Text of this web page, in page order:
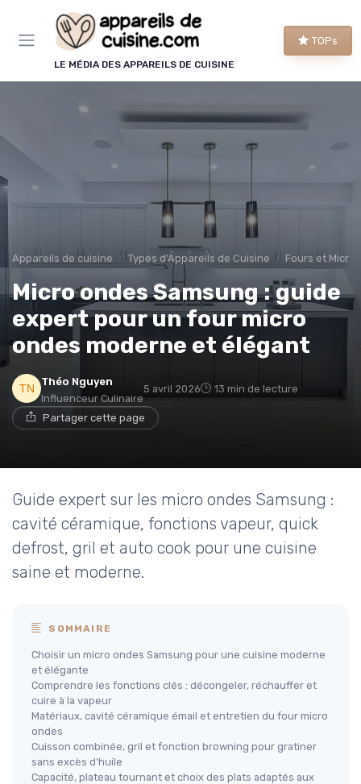
LE MÉDIA DES APPAREILS DE CUISINE
TOPs
Appareils de cuisine Types d'Appareils de Cuisine Fours et
Micro ondes Samsung : guide
expert pour un four micro
ondes moderne et élégant
Théo Nguyen
Influenceur Culinaire
5 avril 2026 13 min de lecture
Partager cette page
Guide expert sur les micro ondes Samsung :
cavité céramique, fonctions vapeur, quick
defrost, gril et auto cook pour une cuisine
saine et moderne.
SOMMAIRE
Choisir un micro ondes Samsung pour une cuisine moderne
et élégante
Comprendre les fonctions clés : décongeler, réchauffer et
cuire à la vapeur
Matériaux, cavité céramique émail et entretien du four micro
ondes
Cuisson combinée, gril et fonction browning pour gratiner
sans excès d’huile
Capacité, plateau tournant et choix des plats adaptés aux
Panneau de gestion des cookies